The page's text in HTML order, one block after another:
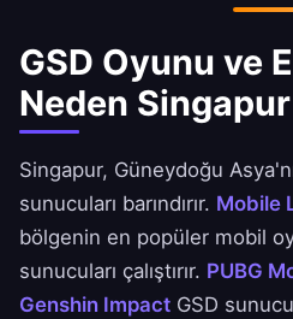
GSD Oyunu ve
Neden
Singapur, Güneydoğu
sunucuları barındırır. Mobile
bölgenin en popüler mobil
sunucuları çalıştırır. PUBG
Genshin Impact GSD